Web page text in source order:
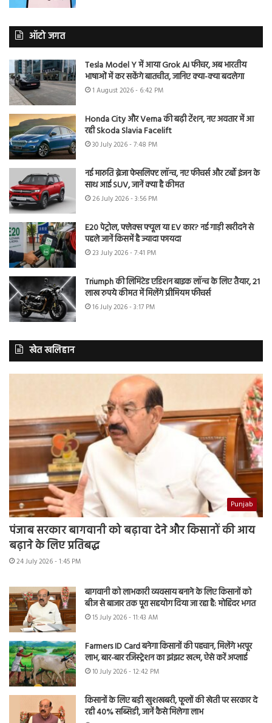
ऑटो जगत
Tesla Model Y में आया Grok AI फीचर, अब भारतीय
भाषाओं में कर सकेंगे बातचीत, जानिए क्या-क्या बदलेगा
1 August 2026 - 6:42 PM
Honda City और Verna की बढ़ी टेंशन, नए अवतार में आ
रही Skoda Slavia Facelift
30 July 2026 - 7:48 PM
नई मारुति ब्रेजा फेसलिफ्ट लॉन्च, नए फीचर्स और टर्बो इंजन के
साथ आई SUV, जानें क्या है कीमत
26 July 2026 - 3:56 PM
E20 पेट्रोल, फ्लेक्स फ्यूल या EV कार? नई गाड़ी खरीदने से
पहले जानें किसमें है ज्यादा फायदा
23 July 2026 - 7:41 PM
Triumph की लिमिटेड एडिशन बाइक लॉन्च के लिए तैयार, 21
लाख रुपये कीमत में मिलेंगे प्रीमियम फीचर्स
16 July 2026 - 3:17 PM
खेत खलिहान
Punjab
पंजाब सरकार बागवानी को बढ़ावा देने और किसानों की आय
बढ़ाने के लिए प्रतिबद्ध
24 July 2026 - 1:45 PM
बागवानी को लाभकारी व्यवसाय बनाने के लिए किसानों को
बीज से बाजार तक पूरा सहयोग दिया जा रहा है: मोहिंदर भगत
15 July 2026 - 11:43 AM
Farmers ID Card बनेगा किसानों की पहचान, मिलेंगे भरपूर
लाभ, बार-बार रजिस्ट्रेशन का झंझट खत्म, ऐसे करें अप्लाई
10 July 2026 - 12:42 PM
किसानों के लिए बड़ी खुशखबरी, फूलों की खेती पर सरकार दे
रही 40% सब्सिडी, जानें कैसे मिलेगा लाभ